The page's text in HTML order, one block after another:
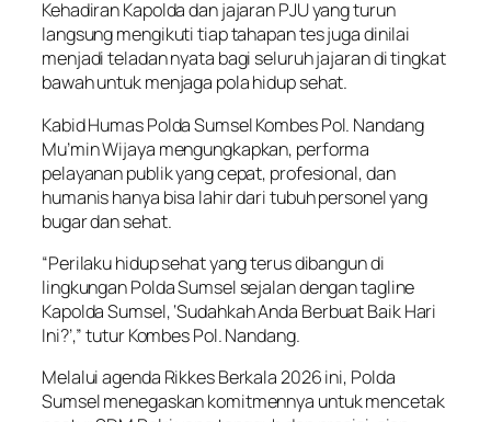
Kehadiran Kapolda dan jajaran PJU yang turun
langsung mengikuti tiap tahapan tes juga dinilai
menjadi teladan nyata bagi seluruh jajaran di tingkat
bawah untuk menjaga pola hidup sehat.
Kabid Humas Polda Sumsel Kombes Pol. Nandang
Mu’min Wijaya mengungkapkan, performa
pelayanan publik yang cepat, profesional, dan
humanis hanya bisa lahir dari tubuh personel yang
bugar dan sehat.
“Perilaku hidup sehat yang terus dibangun di
lingkungan Polda Sumsel sejalan dengan tagline
Kapolda Sumsel,‘Sudahkah Anda Berbuat Baik Hari
Ini?’,” tutur Kombes Pol. Nandang.
Melalui agenda Rikkes Berkala 2026 ini, Polda
Sumsel menegaskan komitmennya untuk mencetak